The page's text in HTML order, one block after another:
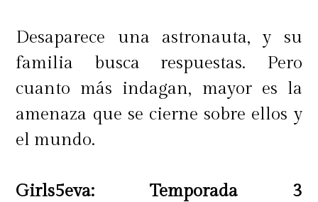
Desaparece una astronauta, y su
familia busca respuestas. Pero
cuanto más indagan, mayor es la
amenaza que se cierne sobre ellos y
el mundo.
Girls5eva: Temporada 3